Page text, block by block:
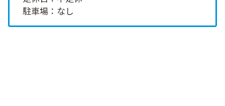
駐車場：なし